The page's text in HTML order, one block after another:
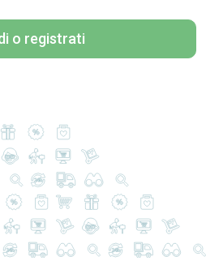
o registrati